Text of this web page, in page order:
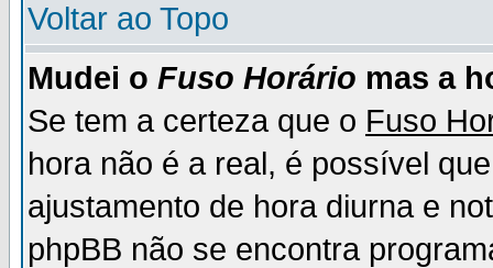
Voltar ao Topo
Mudei o Fuso Horário mas a
Se tem a certeza que o Fuso
hora não é a real, é possível
ajustamento de hora diurna e
phpBB não se encontra